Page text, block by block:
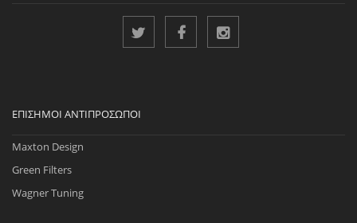
ΕΠΊΣΗΜΟΙ ΑΝΤΙΠΡΌΣΩΠΟΙ
Maxton Design
Green Filters
Wagner Tuning